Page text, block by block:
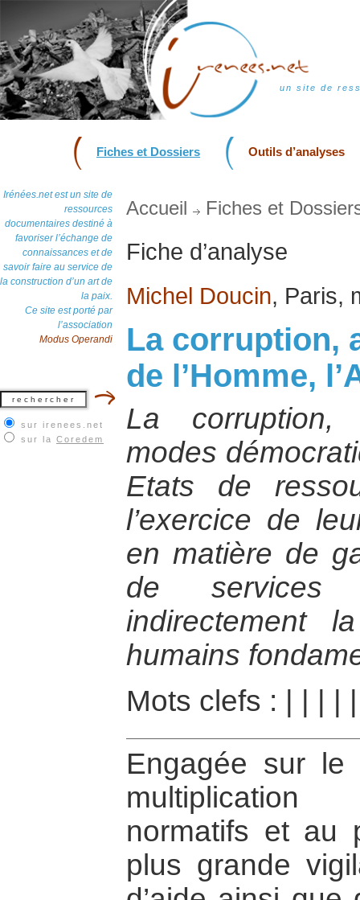
un site de
Fiches et Dossiers Outils d’analyses
Irénées.net est un site de
ressources
documentaires destiné à
favoriser l’échange de
connaissances et de
savoir faire au service de
la construction d’un art de
la paix.
Ce site est porté par
l’association
Modus Operandi
sur irenees.net
sur la Coredem
Accueil Fiches et
Fiche d’analyse
Michel Doucin, Paris,
La corruption,
de l’Homme,
La
modes
Etats de
l’exercice de
en matière de
de
indirectement
humains
Mots clefs :
Engagée sur
normatifs et au
plus grande